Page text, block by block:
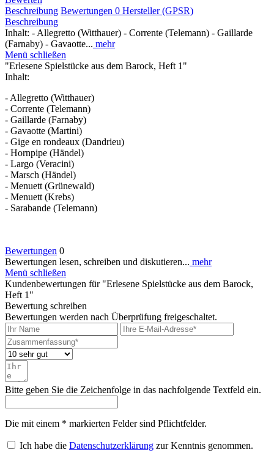
Beschreibung Bewertungen 0 Hersteller (GPSR)
Beschreibung
Inhalt: - Allegretto (Witthauer) - Corrente (Telemann) - Gaillarde
(Farnaby) - Gavaotte... mehr
Menü schließen
"Erlesene Spielstücke aus dem Barock, Heft 1"
Inhalt:
- Allegretto (Witthauer)
- Corrente (Telemann)
- Gaillarde (Farnaby)
- Gavaotte (Martini)
- Gige en rondeaux (Dandrieu)
- Hornpipe (Händel)
- Largo (Veracini)
- Marsch (Händel)
- Menuett (Grünewald)
- Menuett (Krebs)
- Sarabande (Telemann)
Bewertungen 0
Bewertungen lesen, schreiben und diskutieren... mehr
Menü schließen
Kundenbewertungen für "Erlesene Spielstücke aus dem Barock,
Heft 1"
Bewertung schreiben
Bewertungen werden nach Überprüfung freigeschaltet.
Bitte geben Sie die Zeichenfolge in das nachfolgende Textfeld ein.
Die mit einem * markierten Felder sind Pflichtfelder.
Ich habe die Datenschutzerklärung zur Kenntnis genommen.